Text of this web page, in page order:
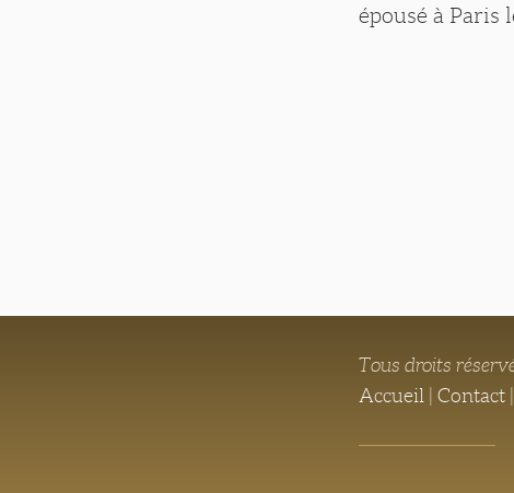
épousé à Paris
Tous droits
Accueil
|Contact